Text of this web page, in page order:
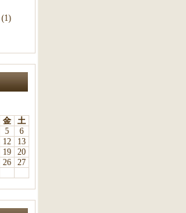
(1)
金
土
5
6
12
13
19
20
26
27